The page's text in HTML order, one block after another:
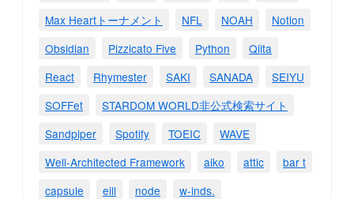
Max Heartトーナメント
NFL NOAH
Notion
Obsidian
Pizzicato Five Python
Qiita
React
Rhymester SAKI SANADA
SEIYU
SOFFet
STARDOM WORLD非公式検索サイト
Sandpiper
Spotify TOEIC
WAVE
Well-Architected Framework
aiko attic
bar t
capsule
eill node
w-inds.